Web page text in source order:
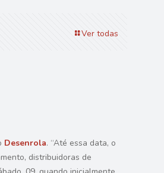
Ver todas
Desenrola. “Até essa data, o
distribuidoras de